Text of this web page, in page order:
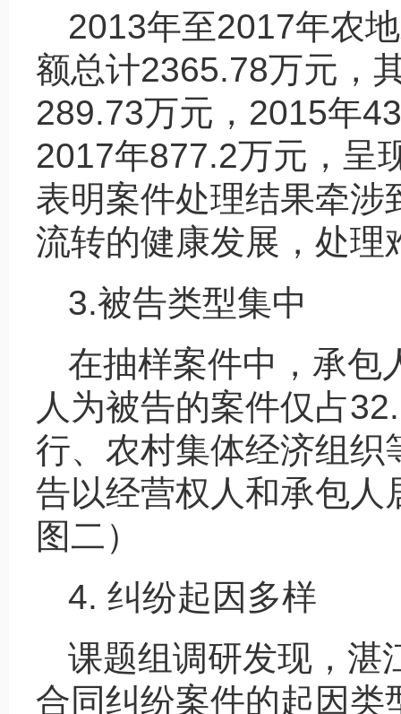
2013年至2017年农
额总计2365.78万元，
289.73万元，2015年
2017年877.2万元，呈
表明案件处理结果牵涉
流转的健康发展，处理
3.被告类型集中
在抽样案件中，承包
人为被告的案件仅占
行、农村集体经济组织
告以经营权人和承包人
图二）
4. 纠纷起因多样
课题组调研发现，湛
合同纠纷案件的起因